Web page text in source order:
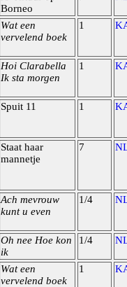
Borneo
Wat een
vervelend boek
1
Hoi Clarabella
Ik sta morgen
1
Spuit 11 1
Staat haar
mannetje
7
Ach mevrouw
kunt u even
1/4
Oh nee Hoe kon
ik
1/4
Wat een
vervelend boek
1